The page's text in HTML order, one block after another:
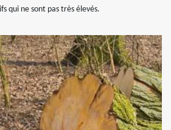
qui ne sont pas très élevés.